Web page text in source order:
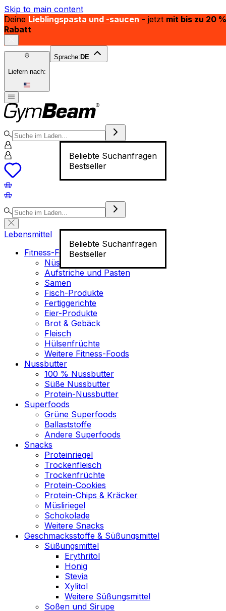
Skip to main content
Deine Lieblingspasta und -saucen - jetzt mit bis zu 20 %
Rabatt
Liefern nach:
Sprache: DE
Beliebte Suchanfragen
Bestseller
Beliebte Suchanfragen
Bestseller
Lebensmittel
Fitness-Food
Nüsse
Aufstriche und Pasten
Samen
Fisch-Produkte
Fertiggerichte
Eier-Produkte
Brot & Gebäck
Fleisch
Hülsenfrüchte
Weitere Fitness-Foods
Nussbutter
100 % Nussbutter
Süße Nussbutter
Protein-Nussbutter
Superfoods
Grüne Superfoods
Ballaststoffe
Andere Superfoods
Snacks
Proteinriegel
Trockenfleisch
Trockenfrüchte
Protein-Cookies
Protein-Chips & Kräcker
Müsliriegel
Schokolade
Weitere Snacks
Geschmacksstoffe & Süßungsmittel
Süßungsmittel
Erythritol
Honig
Stevia
Xylitol
Weitere Süßungsmittel
Soßen und Sirupe